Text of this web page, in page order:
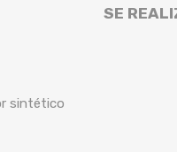
SE
sintético